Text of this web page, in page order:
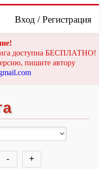
Вход /Регистрация
доступна БЕСПЛАТНО!
пишите автору
- +